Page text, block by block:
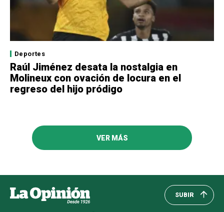
Deportes
Raúl Jiménez desata la nostalgia en
Molineux con ovación de locura en el
regreso del hijo pródigo
VER MÁS
SUBIR